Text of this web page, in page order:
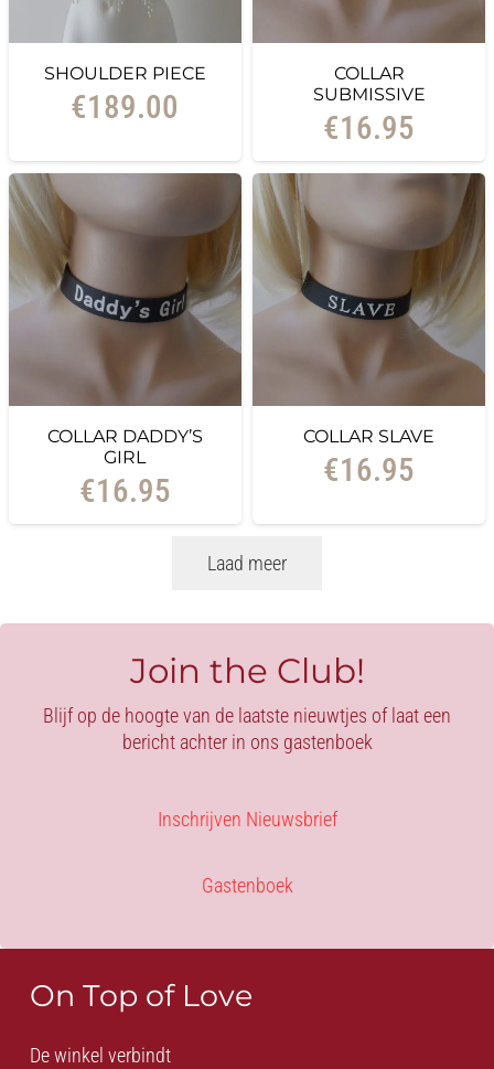
SHOULDER PIECE
€189.00
COLLAR
SUBMISSIVE
€16.95
COLLAR DADDY’S
GIRL
€16.95
COLLAR SLAVE
€16.95
Laad meer
Join the Club!
Blijf op de hoogte van de laatste nieuwtjes of laat een
bericht achter in ons gastenboek
Inschrijven Nieuwsbrief
Gastenboek
On Top of Love
De winkel verbindt